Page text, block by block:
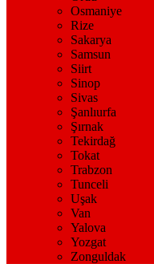
Osmaniye
Rize
Sakarya
Samsun
Siirt
Sinop
Sivas
Şanlıurfa
Şırnak
Tekirdağ
Tokat
Trabzon
Tunceli
Uşak
Van
Yalova
Yozgat
Zonguldak